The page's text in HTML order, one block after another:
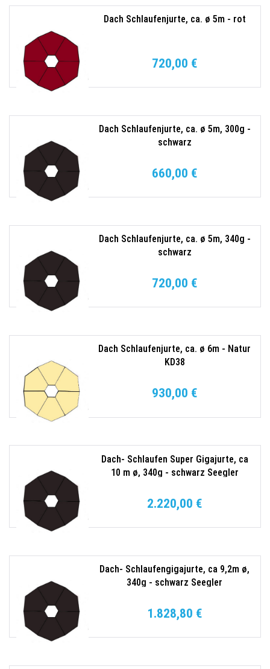
Dach Schlaufenjurte, ca. ø 5m - rot
720,00 €
Dach Schlaufenjurte, ca. ø 5m, 300g -
schwarz
660,00 €
Dach Schlaufenjurte, ca. ø 5m, 340g -
schwarz
720,00 €
Dach Schlaufenjurte, ca. ø 6m - Natur
KD38
930,00 €
Dach- Schlaufen Super Gigajurte, ca
10 m ø, 340g - schwarz Seegler
2.220,00 €
Dach- Schlaufengigajurte, ca 9,2m ø,
340g - schwarz Seegler
1.828,80 €